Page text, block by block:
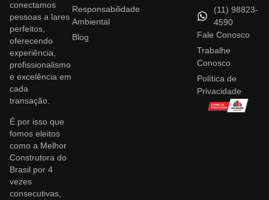
conectamos
pessoas a lares
perfeitos,
oferecendo
experiência,
profissionalismo
e excelência em
cada
transação.
É por isso que
fomos eleitos
como a Melhor
Construtora do
Brasil por 4
vezes
consecutivas,
Responsabilidade
Ambiental
Blog
(11) 98823-
4590
Fale Conosco
Trabalhe
Conosco
Política de
Privacidade